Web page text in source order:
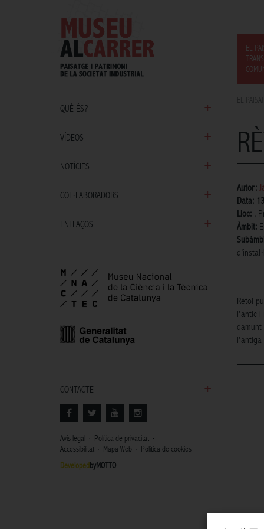
QUÈ ÉS?
VÍDEOS
NOTÍCIES
COL·LABORADORS
ENLLAÇOS
CONTACTE
Avís legal
Política de privacitat
Accessibilitat
Mapa Web
Política de cookies
DevelopedbyMOTTO
EL
Autor:
Data:
Lloc: ,
Àmbit:
Rètol
l'antic i
l'antiga